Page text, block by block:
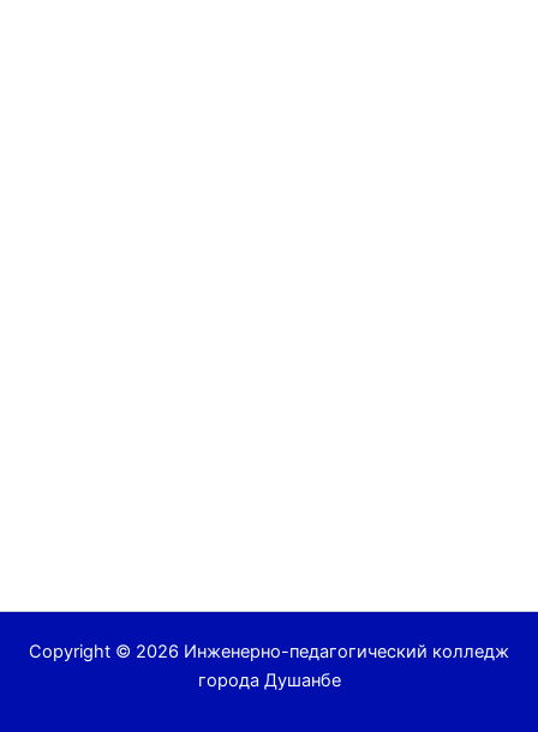
Copyright © 2026 Инженерно-педагогический колледж
города Душанбе